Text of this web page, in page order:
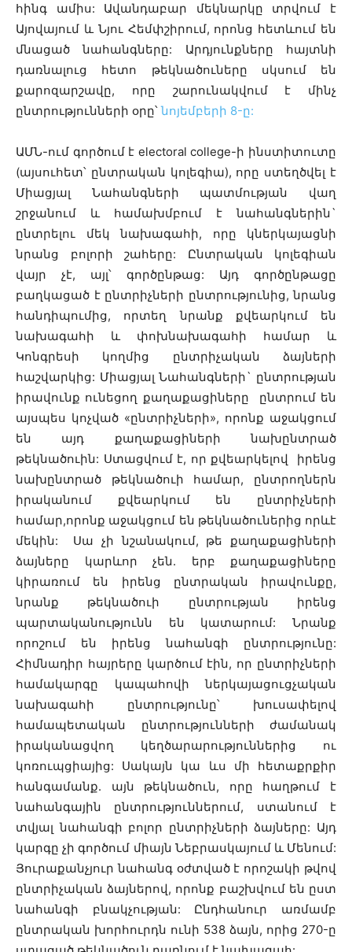
հինգ ամիս: Ավանդաբար մեկնարկը տրվում է
Այովայում և Նյու Հեմփշիրում, որոնց հետևում են
մնացած նահանգները: Արդյունքները հայտնի
դառնալուց հետո թեկնածուները սկսում են
քարոզարշավը, որը շարունակվում է մինչ
ընտրությունների օրը՝նոյեմբերի 8-ը:
ԱՄՆ-ում գործում է electoral college-ի ինստիտուտը
(այսուհետ՝ ընտրական կոլեգիա), որը ստեղծվել է
Միացյալ Նահանգների պատմության վաղ
շրջանում և համախմբում է նահանգներին`
ընտրելու մեկ նախագահի, որը կներկայացնի
նրանց բոլորի շահերը: Ընտրական կոլեգիան
վայր չէ, այլ՝ գործընթաց: Այդ գործընթացը
բաղկացած է ընտրիչների ընտրությունից, նրանց
հանդիպումից, որտեղ նրանք քվեարկում են
նախագահի և փոխնախագահի համար և
Կոնգրեսի կողմից ընտրիչական ձայների
հաշվարկից: Միացյալ Նահանգների` ընտրության
իրավունք ունեցող քաղաքացիները ընտրում են
այսպես կոչված «ընտրիչների», որոնք աջակցում
են այդ քաղաքացիների նախընտրած
թեկնածուին: Ստացվում է, որ քվեարկելով իրենց
նախընտրած թեկնածուի համար, ընտրողներն
իրականում քվեարկում են ընտրիչների
համար,որոնք աջակցում են թեկնածուներից որևէ
մեկին: Սա չի նշանակում, թե քաղաքացիների
ձայները կարևոր չեն. երբ քաղաքացիները
կիրառում են իրենց ընտրական իրավունքը,
նրանք թեկնածուի ընտրության իրենց
պարտականությունն են կատարում: Նրանք
որոշում են իրենց նահանգի ընտրությունը:
Հիմնադիր հայրերը կարծում էին, որ ընտրիչների
համակարգը կապահովի ներկայացուցչական
նախագահի ընտրությունը՝ խուսափելով
համապետական ընտրությունների ժամանակ
իրականացվող կեղծարարություններից ու
կոռուպցիայից: Սակայն կա ևս մի հետաքրքիր
հանգամանք. այն թեկնածուն, որը հաղթում է
նահանգային ընտրություններում, ստանում է
տվյալ նահանգի բոլոր ընտրիչների ձայները: Այդ
կարգը չի գործում միայն Նեբրասկայում և Մենում:
Յուրաքանչյուր նահանգ օժտված է որոշակի թվով
ընտրիչական ձայներով, որոնք բաշխվում են ըստ
նահանգի բնակչության: Ընդհանուր առմամբ
ընտրական խորհուրդն ունի 538 ձայն, որից 270-ը